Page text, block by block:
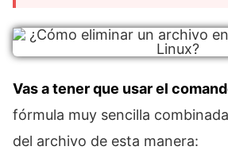
Vas a tener que usar el
fórmula muy sencilla
del archivo de esta manera: